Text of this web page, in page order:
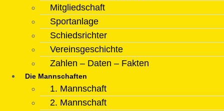
Mitgliedschaft
Sportanlage
Schiedsrichter
Vereinsgeschichte
Zahlen – Daten – Fakten
Die Mannschaften
1. Mannschaft
2. Mannschaft